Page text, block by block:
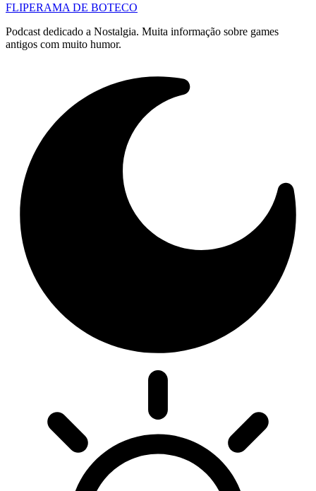
FLIPERAMA DE BOTECO
Podcast dedicado a Nostalgia. Muita informação sobre games
antigos com muito humor.